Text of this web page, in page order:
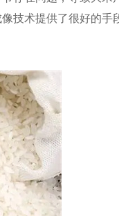
技术提供了很好的手